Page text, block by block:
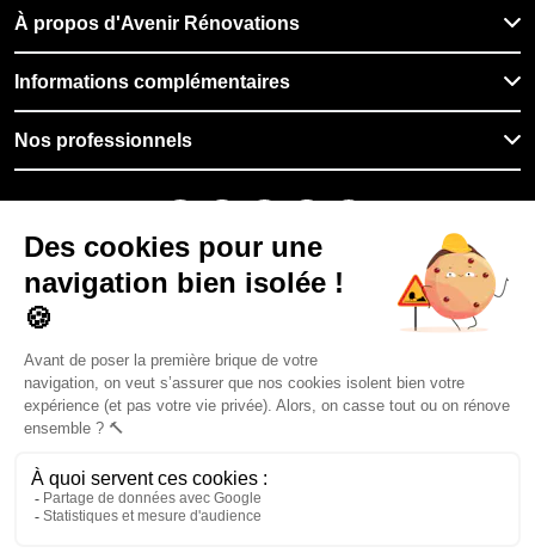
À propos d'Avenir Rénovations
Informations complémentaires
Nos professionnels